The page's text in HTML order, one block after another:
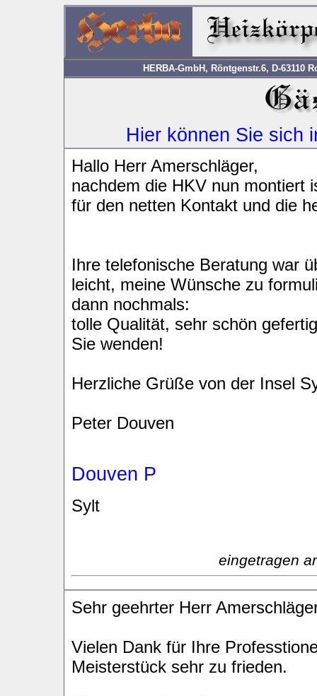
HERBA-GmbH, Röntgenstr.6, D-63110
Hier können Sie sich
Hallo Herr Amerschläger,
nachdem die HKV nun montiert
für den netten Kontakt und die
Ihre telefonische Beratung war
leicht, meine Wünsche zu
dann nochmals:
tolle Qualität, sehr schön
Sie wenden!
Herzliche Grüße von der Insel
Peter Douven
Douven P
Sylt
eingetragen
Sehr geehrter Herr
Vielen Dank für Ihre
Meisterstück sehr zu frieden.